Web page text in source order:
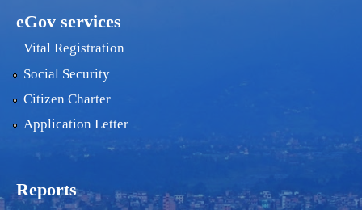
eGov services
Vital Registration
Social Security
Citizen Charter
Application Letter
Reports